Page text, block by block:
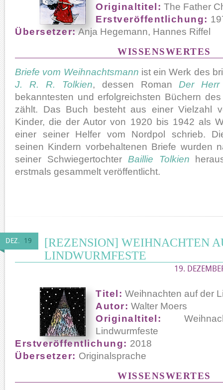
Originaltitel: The Father
Erstveröffentlichung:
Übersetzer:Anja Hegemann, Hannes Riffel
WISSENSWERTES
Briefe vom Weihnachtsmann ist ein Werk des
J. R. R. Tolkien, dessen Roman Der
bekanntesten und erfolgreichsten Büchern
zählt. Das Buch besteht aus einer Vielzahl
Kinder, die der Autor von 1920 bis 1942 als
einer seiner Helfer vom Nordpol schrieb.
seinen Kindern vorbehaltenen Briefe wurden
seiner Schwiegertochter Baillie Tolkien
erstmals gesammelt veröffentlicht.
DEZ. 19
[REZENSION] WEIHNACHTEN
LINDWURMFESTE
19.
Titel: Weihnachten auf der
Autor: Walter Moers
Originaltitel:
Lindwurmfeste
Erstveröffentlichung: 2018
Übersetzer: Originalsprache
WISSENSWERTES